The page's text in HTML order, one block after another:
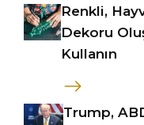
Renkli,
Dekoru
Kullanın
Trump,